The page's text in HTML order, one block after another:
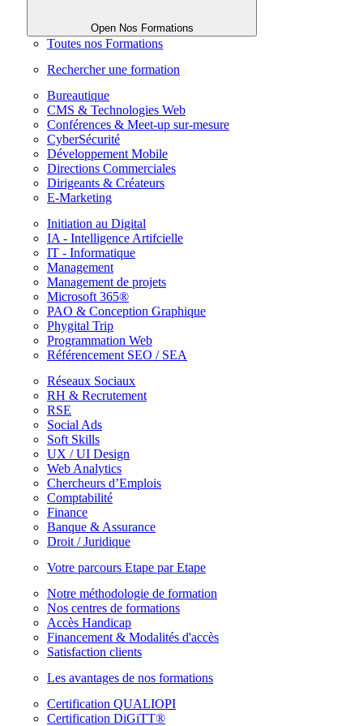
Open Nos Formations
Toutes nos Formations
Rechercher une formation
Bureautique
CMS & Technologies Web
Conférences & Meet-up sur-mesure
CyberSécurité
Développement Mobile
Directions Commerciales
Dirigeants & Créateurs
E-Marketing
Initiation au Digital
IA - Intelligence Artifcielle
IT - Informatique
Management
Management de projets
Microsoft 365®
PAO & Conception Graphique
Phygital Trip
Programmation Web
Référencement SEO / SEA
Réseaux Sociaux
RH & Recrutement
RSE
Social Ads
Soft Skills
UX / UI Design
Web Analytics
Chercheurs d’Emplois
Comptabilité
Finance
Banque & Assurance
Droit / Juridique
Votre parcours Etape par Etape
Notre méthodologie de formation
Nos centres de formations
Accès Handicap
Financement & Modalités d'accès
Satisfaction clients
Les avantages de nos formations
Certification QUALIOPI
Certification DiGiTT®